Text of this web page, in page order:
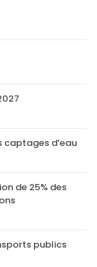
captages d’eau
de 25% des
publics